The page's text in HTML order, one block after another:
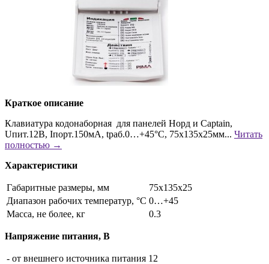
Краткое описание
Клавиатура кодонаборная для панелей Норд и Captain,
Uпит.12В, Iпорт.150мА, tраб.0…+45°С, 75х135х25мм... Читать
полностью →
Характеристики
Габаритные размеры, мм
75х135х25
Диапазон рабочих температур, °С 0…+45
Масса, не более, кг
0.3
Напряжение питания, B
- от внешнего источника питания 12